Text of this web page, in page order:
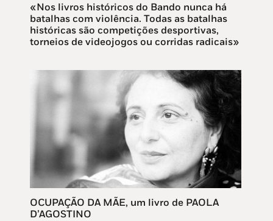
«Nos livros históricos do Bando nunca há
batalhas com violência. Todas as batalhas
históricas são competições desportivas,
torneios de videojogos ou corridas radicais»
OCUPAÇÃO DA MÃE, um livro de PAOLA
D’AGOSTINO